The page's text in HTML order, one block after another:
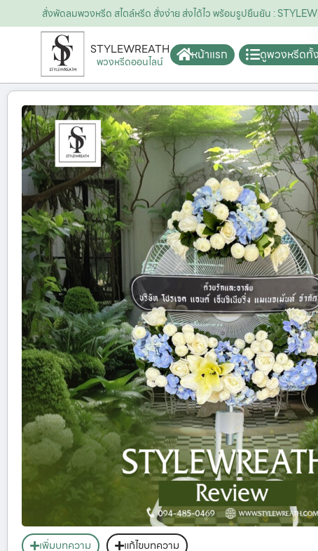
สั่งพัดลมพวงหรีด สไตล์หรีด สั่งง่าย ส่งได้ไว พร้อมรูปยืนยัน :
STYLEWREATH
พวงหรีดออนไลน์ หน้าแรก ดูพวงหรีดทั้
เพิ่มบทความ แก้ไขบทความ